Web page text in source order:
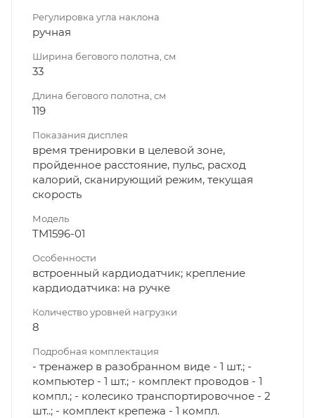
Регулировка угла наклона
ручная
Ширина бегового полотна, см
33
Длина бегового полотна, см
119
Показания дисплея
время тренировки в целевой зоне,
пройденное расстояние, пульс, расход
калорий, сканирующий режим, текущая
скорость
Модель
TM1596-01
Особенности
встроенный кардиодатчик; крепление
кардиодатчика: на ручке
Количество уровней нагрузки
8
Подробная комплектация
- тренажер в разобранном виде - 1 шт.; -
компьютер - 1 шт.; - комплект проводов - 1
компл.; - колесико транспортировочное - 2
шт..; - комплект крепежа - 1 компл.